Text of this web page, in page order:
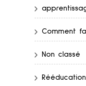
Comment
Non classé